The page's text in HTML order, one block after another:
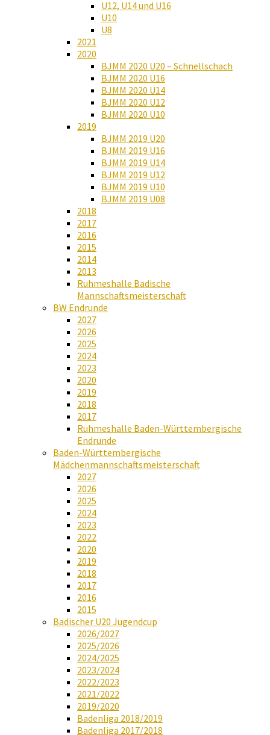
U12, U14 und U16
U10
U8
2021
2020
BJMM 2020 U20 – Schnellschach
BJMM 2020 U16
BJMM 2020 U14
BJMM 2020 U12
BJMM 2020 U10
2019
BJMM 2019 U20
BJMM 2019 U16
BJMM 2019 U14
BJMM 2019 U12
BJMM 2019 U10
BJMM 2019 U08
2018
2017
2016
2015
2014
2013
Ruhmeshalle Badische
Mannschaftsmeisterschaft
BW Endrunde
2027
2026
2025
2024
2023
2020
2019
2018
2017
Ruhmeshalle Baden-Württembergische
Endrunde
Baden-Württembergische
Mädchenmannschaftsmeisterschaft
2027
2026
2025
2024
2023
2022
2020
2019
2018
2017
2016
2015
Badischer U20 Jugendcup
2026/2027
2025/2026
2024/2025
2023/2024
2022/2023
2021/2022
2019/2020
Badenliga 2018/2019
Badenliga 2017/2018